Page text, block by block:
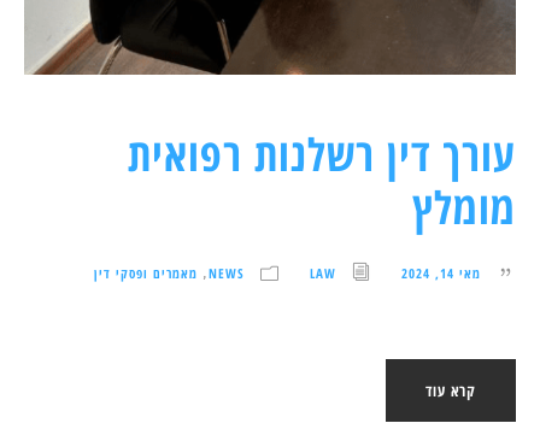
עורך דין רשלנות רפואית
מומלץ
מאי 14, 2024 LAW
NEWS
, מאמרים ופסקי דין
קרא עוד